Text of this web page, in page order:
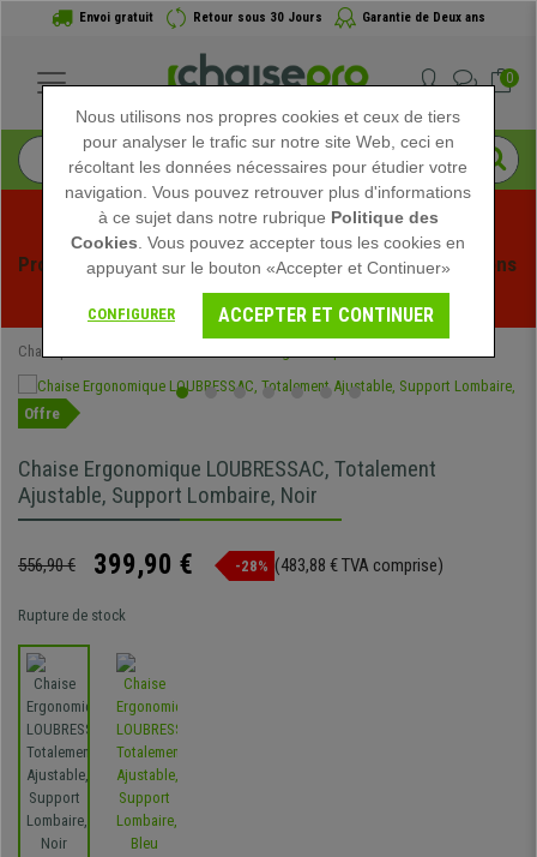
Envoi gratuit Retour sous 30 Jours Garantie de Deux ans
0
Profitez des soldes d'été chez Chaisepro ! Des réductions
exclusives pour une durée limitée - Voir l'offre
Chaisepro
Offre
Chaise Ergonomique LOUBRESSAC, Totalement
Ajustable, Support Lombaire, Noir
556,90 € 399,90 € -28% (483,88 € TVA comprise)
Rupture de stock
Nous utilisons nos propres cookies et ceux de tiers
pour analyser le trafic sur notre site Web, ceci en
récoltant les données nécessaires pour étudier votre
navigation. Vous pouvez retrouver plus d'informations
à ce sujet dans notre rubrique Politique des
Cookies . Vous pouvez accepter tous les cookies en
appuyant sur le bouton «Accepter et Continuer»
CONFIGURER ACCEPTER ET CONTINUER